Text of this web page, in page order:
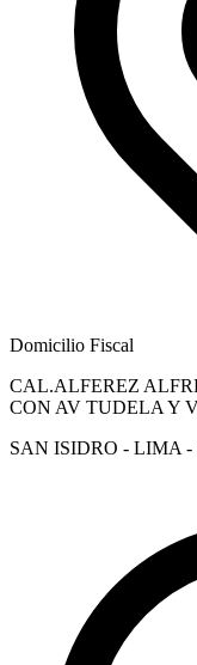
Domicilio Fiscal
CAL.ALFEREZ
CON AV TUDELA Y
SAN ISIDRO - LIMA